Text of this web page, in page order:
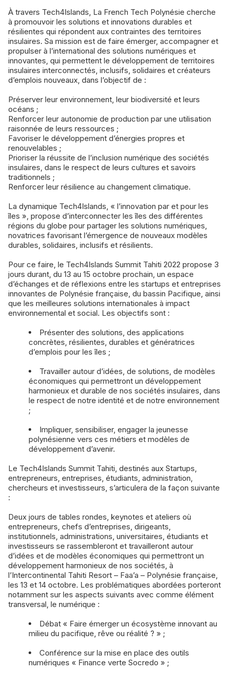
À travers Tech4Islands, La French Tech Polynésie cherche
à promouvoir les solutions et innovations durables et
résilientes qui répondent aux contraintes des territoires
insulaires. Sa mission est de faire émerger, accompagner et
propulser à l’international des solutions numériques et
innovantes, qui permettent le développement de territoires
insulaires interconnectés, inclusifs, solidaires et créateurs
d’emplois nouveaux, dans l’objectif de :
Préserver leur environnement, leur biodiversité et leurs
océans ;
Renforcer leur autonomie de production par une utilisation
raisonnée de leurs ressources ;
Favoriser le développement d’énergies propres et
renouvelables ;
Prioriser la réussite de l’inclusion numérique des sociétés
insulaires, dans le respect de leurs cultures et savoirs
traditionnels ;
Renforcer leur résilience au changement climatique.
La dynamique Tech4Islands, « l’innovation par et pour les
îles », propose d’interconnecter les îles des différentes
régions du globe pour partager les solutions numériques,
novatrices favorisant l’émergence de nouveaux modèles
durables, solidaires, inclusifs et résilients.
Pour ce faire, le Tech4Islands Summit Tahiti 2022 propose 3
jours durant, du 13 au 15 octobre prochain, un espace
d’échanges et de réflexions entre les startups et entreprises
innovantes de Polynésie française, du bassin Pacifique, ainsi
que les meilleures solutions internationales à impact
environnemental et social. Les objectifs sont :
Présenter des solutions, des applications
concrètes, résilientes, durables et génératrices
d’emplois pour les îles ;
Travailler autour d’idées, de solutions, de modèles
économiques qui permettront un développement
harmonieux et durable de nos sociétés insulaires, dans
le respect de notre identité et de notre environnement
;
Impliquer, sensibiliser, engager la jeunesse
polynésienne vers ces métiers et modèles de
développement d’avenir.
Le Tech4Islands Summit Tahiti, destinés aux Startups,
entrepreneurs, entreprises, étudiants, administration,
chercheurs et investisseurs, s’articulera de la façon suivante
:
Deux jours de tables rondes, keynotes et ateliers où
entrepreneurs, chefs d’entreprises, dirigeants,
institutionnels, administrations, universitaires, étudiants et
investisseurs se rassembleront et travailleront autour
d’idées et de modèles économiques qui permettront un
développement harmonieux de nos sociétés, à
l’Intercontinental Tahiti Resort – Faa’a – Polynésie française,
les 13 et 14 octobre. Les problématiques abordées porteront
notamment sur les aspects suivants avec comme élément
transversal, le numérique :
Débat « Faire émerger un écosystème innovant au
milieu du pacifique, rêve ou réalité ? » ;
Conférence sur la mise en place des outils
numériques « Finance verte Socredo » ;